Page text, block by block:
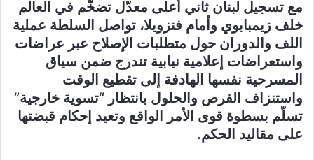
مع تسجيل لبنان ثاني أعلى معدّل تضخّم في العالم
خلف زيمبابوي وأمام فنزويلا، تواصل السلطة عملية
اللف والدوران حول متطلبات الإصلاح عبر عراضات
واستعراضات إعلامية نيابية تندرج ضمن سياق
المسرحية نفسها الهادفة إلى تقطيع الوقت
واستنزاف الفرص والحلول بانتظار “تسوية خارجية”
تسلّم بسطوة قوى الأمر الواقع وتعيد إحكام قبضتها
على مقاليد الحكم.